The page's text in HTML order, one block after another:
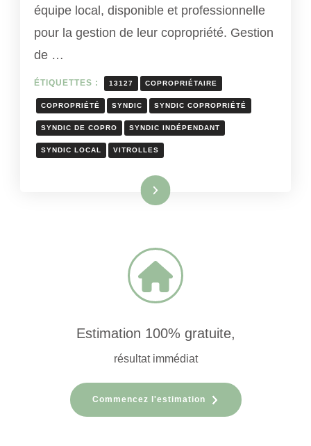
équipe local, disponible et professionnelle
pour la gestion de leur copropriété. Gestion
de …
ÉTIQUETTES : 13127 COPROPRIÉTAIRE
COPROPRIÉTÉ SYNDIC SYNDIC COPROPRIÉTÉ
SYNDIC DE COPRO SYNDIC INDÉPENDANT
SYNDIC LOCAL VITROLLES
Lire la suite
Estimation 100% gratuite,
résultat immédiat
Commencez l'estimation